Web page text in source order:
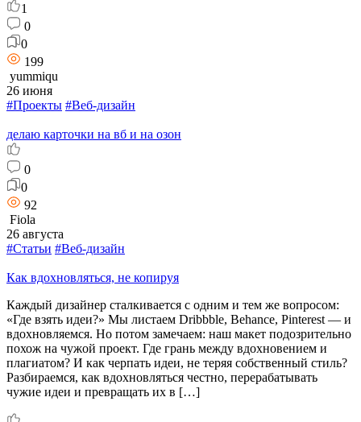
1
0
0
199
yummiqu
26 июня
#Проекты #Веб-дизайн
делаю карточки на вб и на озон
0
0
92
Fiola
26 августа
#Статьи #Веб-дизайн
Как вдохновляться, не копируя
Каждый дизайнер сталкивается с одним и тем же вопросом:
«Где взять идеи?» Мы листаем Dribbble, Behance, Pinterest — и
вдохновляемся. Но потом замечаем: наш макет подозрительно
похож на чужой проект. Где грань между вдохновением и
плагиатом? И как черпать идеи, не теряя собственный стиль?
Разбираемся, как вдохновляться честно, перерабатывать
чужие идеи и превращать их в […]